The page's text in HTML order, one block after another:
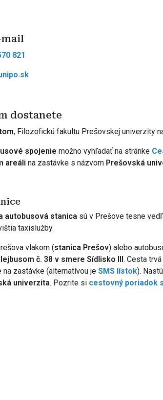
mail
821
dostanete
, Filozofickú fakultu Prešovskej univerzity
spojenie možno vyhľadať na stránke
areáli na zastávke s názvom Prešovská
autobusová stanica sú v Prešove tesne
taxislužby.
vlakom (stanica Prešov) alebo
č. 38 v smere Sídlisko III. Cesta
na zastávke (alternatívou je SMS lístok).
univerzita. Pozrite si cestovný poriadok